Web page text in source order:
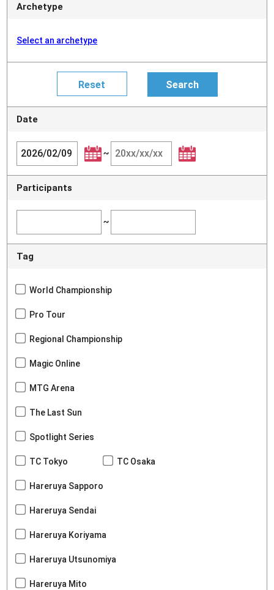
Archetype
Select an archetype
Date
~
Participants
~
Tag
World Championship
Pro Tour
Regional Championship
Magic Online
MTG Arena
The Last Sun
Spotlight Series
TC Tokyo TC Osaka
Hareruya Sapporo
Hareruya Sendai
Hareruya Koriyama
Hareruya Utsunomiya
Hareruya Mito